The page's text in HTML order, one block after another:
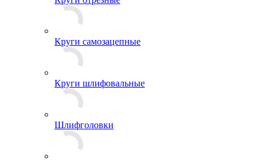
Круги самозацепные
Круги шлифовальные
Шлифголовки